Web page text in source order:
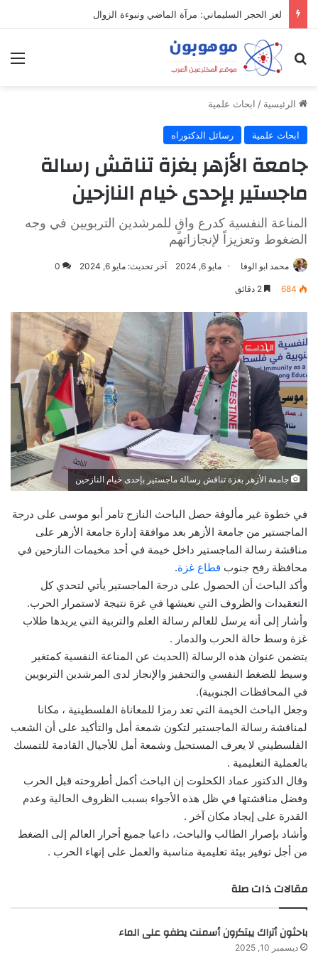
لغز الحجر السليماني: مرآة الماضي ونبوءة الزوال
بحث عن
الرئيسية / ابحاث علمية
ابحاث علمية رسائل الدكتوراه
جامعة الأزهر بغزة تناقش رسالة
ماجستير بإحدى خيام النازحين
المناعة النفسية كدرع واقٍ للمرشدين التربويين في وجه
الضغوط وتعزيزاً لإنجازاتهم
محمد ابو الوفا مايو 6, 2024 آخر تحديث: مايو 6, 2024 0
684
جامعة الأزهر بغزة تناقش رسالة ماجستير بإحدى خيام النازحين
في خطوة غير مألوفة حصل الباحث النازح تامر أبو موسى على درجة
الماجستير من جامعة الأزهر بعد موافقة إدارة جامعة الأزهر على
مناقشة رسالة الماجستير داخل خيمة في أحد مخيمات النازحين في
محافظة رفح جنوب قطاع غزة.
وأكد الباحث أن الحصول على درجة الماجستير يأتي لتحدي كل
التعقيدات والظروف التي نعيشها في غزة نتيجة لاستمرار الحرب.
وأشار إلى أنه يرسل للعالم رسالة العلم والتربية التي يريدها طلاب
غزة وسط حالة الحرب والدمار .
يتضمن عنوان هذه الرسالة (الحديث عن المناعة النفسية كمتغير
وسيط للضغط النفسي والتحفيز والإنجاز لدى المرشدين التربويين
في المحافظات الجنوبية).
وجعل الباحث الخيمة التي تعد رمزا للمعاناة الفلسطينية ، مكانا
لمناقشة رسالة الماجستير لتكون شمعة أمل والتأكيد على أن الشعب
الفلسطيني لا يعرف المستحيل وشمعة أمل للأجيال القادمة للتمسك
بالعملية التعليمية .
وقال الدكتور عماد الكحلوت إن الباحث أكمل أطروحته قبل الحرب
وفضل مناقشتها في ظل هذه الأجواء بسبب الظروف الحالية وعدم
القدرة على إيجاد مكان آخر .
وأشاد بإصرار الطالب والباحث، داعيا جميع أحرار العالم إلى الضغط
من أجل توفير بيئة تعليمية مناسبة والعمل على إنهاء الحرب .
مقالات ذات صلة
باحثون أتراك يبتكرون أسمنت يطفو على الماء
ديسمبر 10, 2025